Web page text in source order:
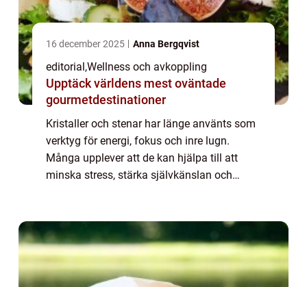
16 december 2025 Anna Bergqvist
editorial,Wellness och avkoppling
Upptäck världens mest oväntade
gourmetdestinationer
Kristaller och stenar har länge använts som
verktyg för energi, fokus och inre lugn.
Många upplever att de kan hjälpa till att
minska stress, stärka självkänslan och